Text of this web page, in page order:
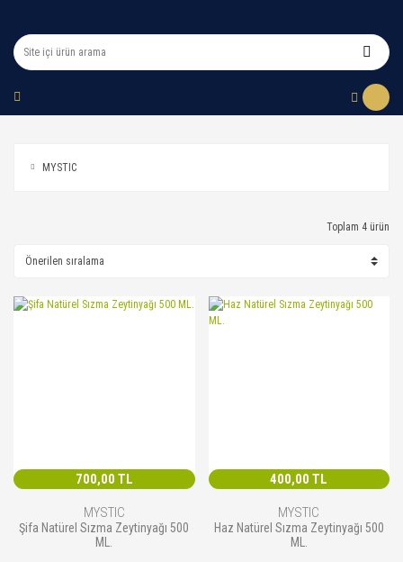
MYSTIC
Toplam 4 ürün
700,00 TL
MYSTIC
Şifa Natürel Sızma Zeytinyağı 500
ML.
400,00 TL
MYSTIC
Haz Natürel Sızma Zeytinyağı 500
ML.